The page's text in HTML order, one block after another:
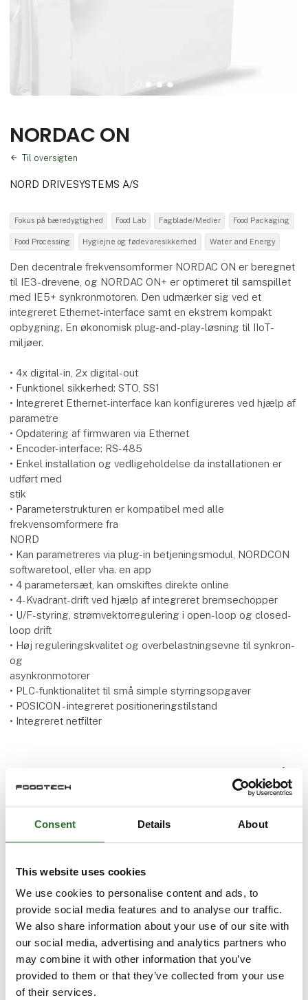
Consent Details About
This website uses cookies
We use cookies to personalise content and ads, to
provide social media features and to analyse our traffic.
We also share information about your use of our site with
our social media, advertising and analytics partners who
may combine it with other information that you’ve
provided to them or that they’ve collected from your use
of their services.
NORDAC ON
Til oversigten
NORD DRIVESYSTEMS A/S
Fokus på bæredygtighed Food Lab Fagblade/Medier Food Packaging
Food Processing Hygiejne og fødevaresikkerhed Water and Energy
Den decentrale frekvensomformer NORDAC ON er beregnet
til IE3-drevene, og NORDAC ON+ er optimeret til samspillet
med IE5+ synkronmotoren. Den udmærker sig ved et
integreret Ethernet-interface samt en ekstrem kompakt
opbygning. En økonomisk plug-and-play-løsning til IIoT-
miljøer.
• 4x digital-in, 2x digital-out
• Funktionel sikkerhed: STO, SS1
• Integreret Ethernet-interface kan konfigureres ved hjælp af
parametre
• Opdatering af firmwaren via Ethernet
• Encoder-interface: RS-485
• Enkel installation og vedligeholdelse da installationen er
udført med
stik
• Parameterstrukturen er kompatibel med alle
frekvensomformere fra
NORD
• Kan parametreres via plug-in betjeningsmodul, NORDCON
softwaretool, eller vha. en app
• 4 parametersæt, kan omskiftes direkte online
• 4-Kvadrant-drift ved hjælp af integreret bremsechopper
• U/F-styring, strømvektorregulering i open-loop og closed-
loop drift
• Høj reguleringskvalitet og overbelastningsevne til synkron-
og
asynkronmotorer
• PLC-funktionalitet til små simple styrringsopgaver
• POSICON - integreret positioneringstilstand
• Integreret netfilter
Flere produkter fra NORD DRIVESYSTEMS A/S
IE5+ synkronmotorer
Frekvensomformer 500P
NORD ECO boks